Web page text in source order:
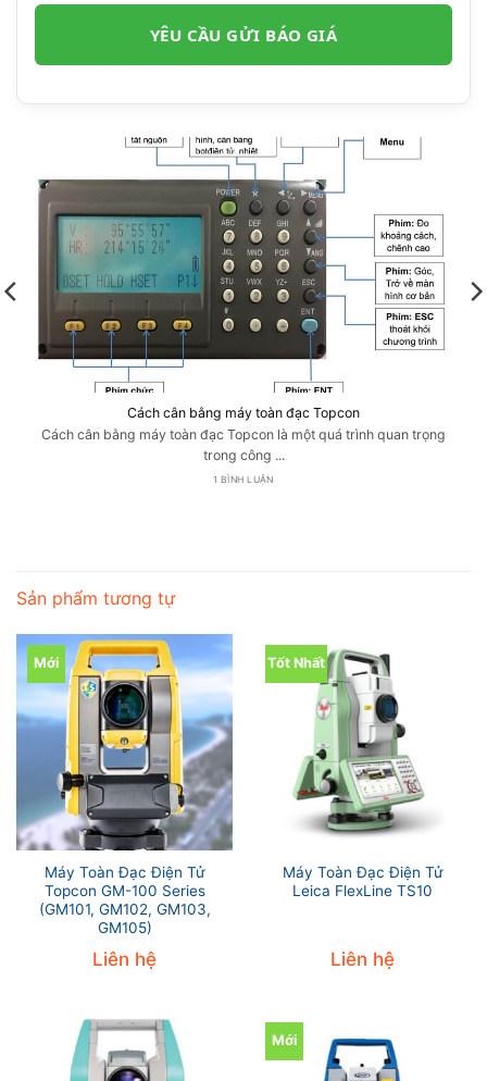
Cách cân bằng máy toàn đạc Topcon
Cách cân bằng máy toàn đạc Topcon là một quá trình quan trọng
trong công ...
1 BÌNH LUẬN
Sản phẩm tương tự
Mới
Máy Toàn Đạc Điện Tử
Topcon GM-100 Series
(GM101, GM102, GM103,
GM105)
Liên hệ
Tốt Nhất
Máy Toàn Đạc Điện Tử
Leica FlexLine TS10
Liên hệ
Mới